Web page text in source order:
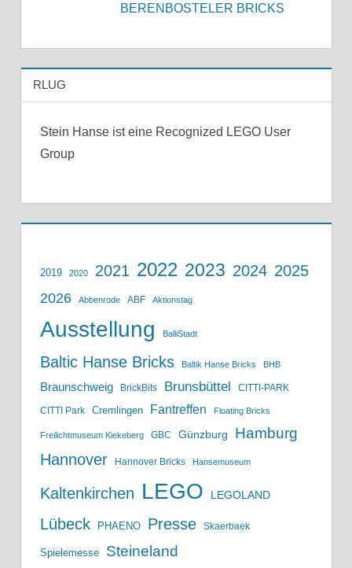
BERENBOSTELER BRICKS
RLUG
Stein Hanse ist eine Recognized LEGO User
Group
2019 2020 2021 2022 2023 2024 2025
2026 Abbenrode ABF Aktionstag
Ausstellung BalliStadt
Baltic Hanse Bricks Baltik Hanse Bricks BHB
Braunschweig BrickBits Brunsbüttel CITTI-PARK
CITTI Park Cremlingen Fantreffen Floating Bricks
Freilichtmuseum Kiekeberg GBC Günzburg Hamburg
Hannover Hannover Bricks Hansemuseum
Kaltenkirchen LEGO LEGOLAND
Lübeck PHAENO Presse Skaerbaek
Spielemesse Steineland